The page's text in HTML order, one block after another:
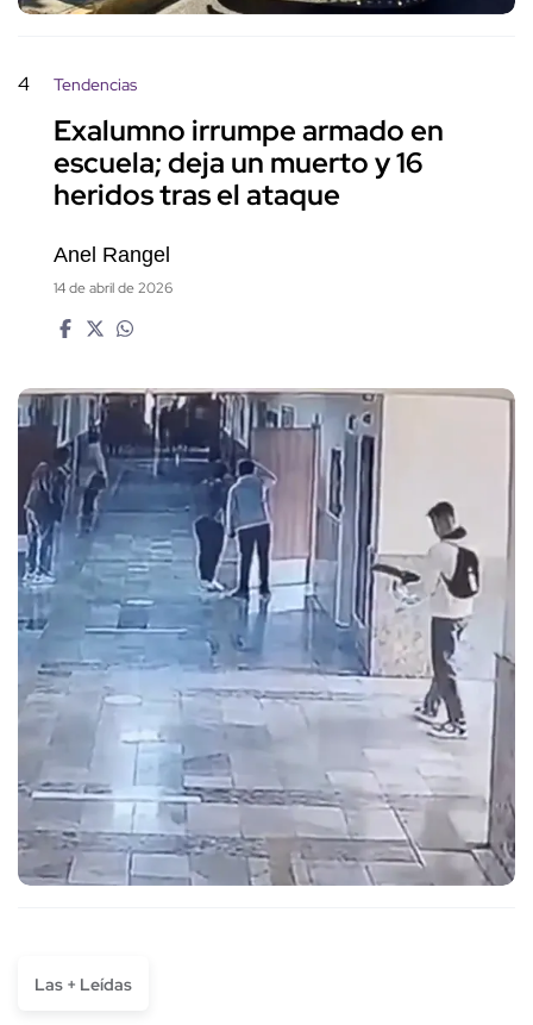
4 Tendencias
Exalumno irrumpe armado en
escuela; deja un muerto y 16
heridos tras el ataque
Anel Rangel
14 de abril de 2026
Las + Leídas